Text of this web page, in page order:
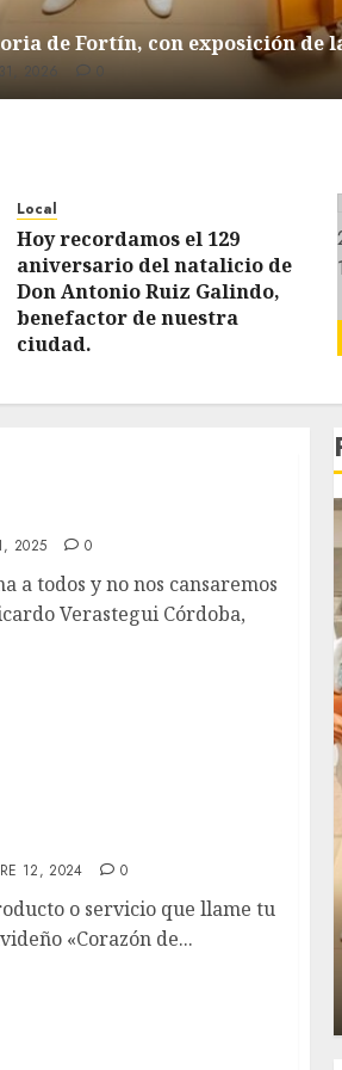
de Fortín, con exposición de
31, 2026 0
Local
Hoy recordamos el 129
aniversario del natalicio de
Don Antonio Ruiz Galindo,
benefactor de nuestra
ciudad.
2025 0
a todos y no nos cansaremos
Verastegui Córdoba,
12, 2024 0
o servicio que llame tu
«Corazón de...
de Fortín, con exposición
Salas.